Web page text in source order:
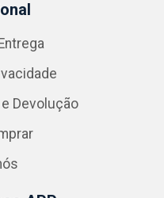
Devolução